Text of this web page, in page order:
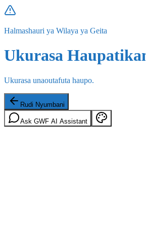
Halmashauri ya Wilaya ya Geita
Ukurasa
Ukurasa unaoutafuta haupo.
Rudi Nyumbani
Ask GWF AI Assistant